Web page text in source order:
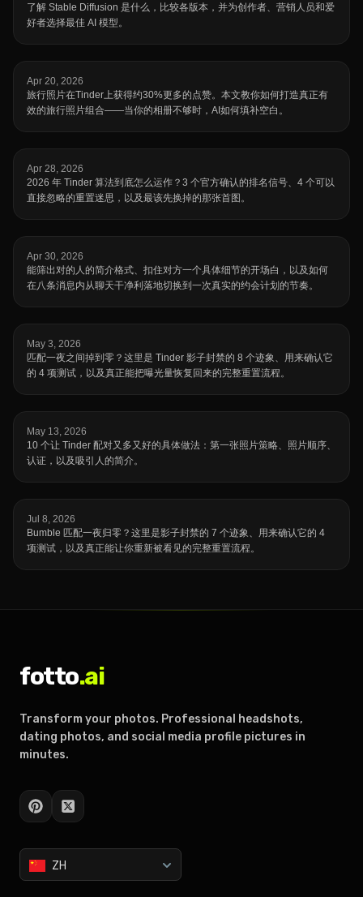
了解 Stable Diffusion 是什么，比较各版本，并为创作者、营销人员和爱
好者选择最佳 AI 模型。
Apr 20, 2026
旅行照片在Tinder上获得约30%更多的点赞。本文教你如何打造真正有
效的旅行照片组合——当你的相册不够时，AI如何填补空白。
Apr 28, 2026
2026 年 Tinder 算法到底怎么运作？3 个官方确认的排名信号、4 个可以
直接忽略的重置迷思，以及最该先换掉的那张首图。
Apr 30, 2026
能筛出对的人的简介格式、扣住对方一个具体细节的开场白，以及如何
在八条消息内从聊天干净利落地切换到一次真实的约会计划的节奏。
May 3, 2026
匹配一夜之间掉到零？这里是 Tinder 影子封禁的 8 个迹象、用来确认它
的 4 项测试，以及真正能把曝光量恢复回来的完整重置流程。
May 13, 2026
10 个让 Tinder 配对又多又好的具体做法：第一张照片策略、照片顺序、
认证，以及吸引人的简介。
Jul 8, 2026
Bumble 匹配一夜归零？这里是影子封禁的 7 个迹象、用来确认它的 4
项测试，以及真正能让你重新被看见的完整重置流程。
fotto.ai
Transform your photos. Professional headshots,
dating photos, and social media profile pictures in
minutes.
ZH